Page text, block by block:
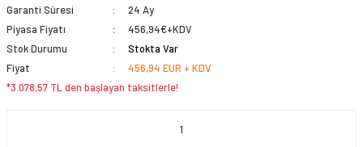
Garanti Süresi
24 Ay
Piyasa Fiyatı
456,94€+KDV
Stok Durumu
Stokta Var
Fiyat
456,94 EUR + KDV
*3.078,57 TL den başlayan taksitlerle!